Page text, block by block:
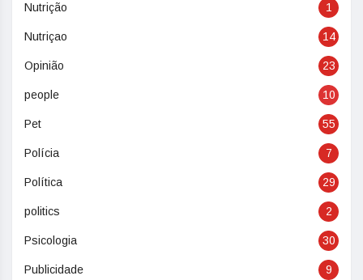
Nutrição 1
Nutriçao 14
Opinião 23
people 10
Pet 55
Polícia 7
Política 29
politics 2
Psicologia 30
Publicidade 9